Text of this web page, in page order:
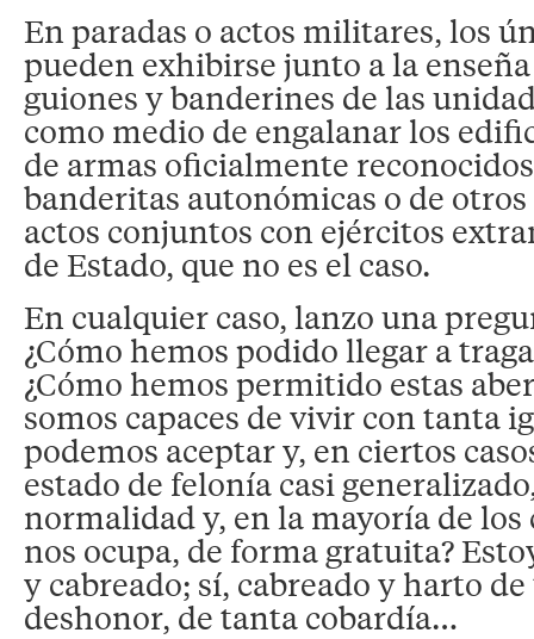
En paradas o actos militares, los
pueden exhibirse junto a la
guiones y banderines de las
como medio de engalanar los
de armas oficialmente
banderitas autonómicas o de otros
actos conjuntos con ejércitos
de Estado, que no es el caso.
En cualquier caso, lanzo una
¿Cómo hemos podido llegar a
¿Cómo hemos permitido estas
somos capaces de vivir con tanta
podemos aceptar y, en ciertos
estado de felonía casi
normalidad y, en la mayoría de los
nos ocupa, de forma gratuita?
y cabreado; sí, cabreado y harto
deshonor, de tanta cobardía…